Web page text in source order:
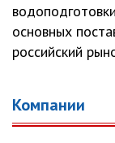
основных
российский
Компании